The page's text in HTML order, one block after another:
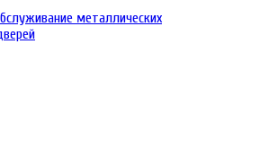
металлических